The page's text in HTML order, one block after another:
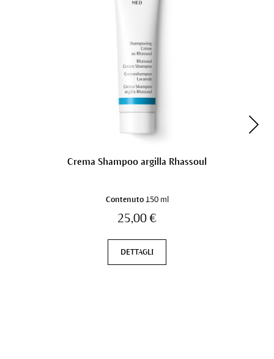
Crema Shampoo argilla Rhassoul
Contenuto 150 ml
25,00 €
DETTAGLI